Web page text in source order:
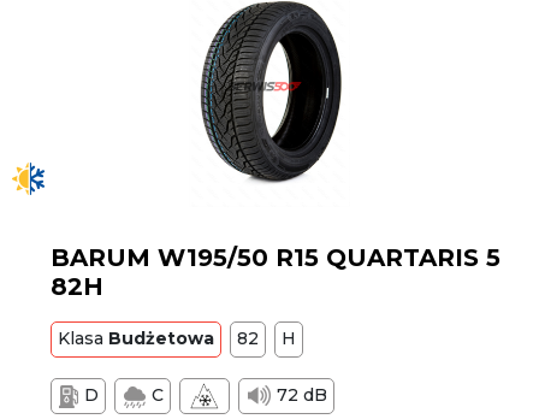
BARUM W195/50 R15 QUARTARIS 5
82H
Klasa Budżetowa 82 H
D C 72 dB